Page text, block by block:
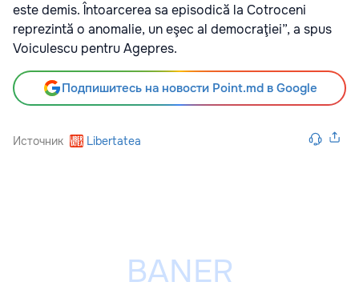
este demis. Întoarcerea sa episodică la Cotroceni
reprezintă o anomalie, un eşec al democraţiei”, a spus
Voiculescu pentru Agepres.
Подпишитесь на новости Point.md в Google
Источник Libertatea